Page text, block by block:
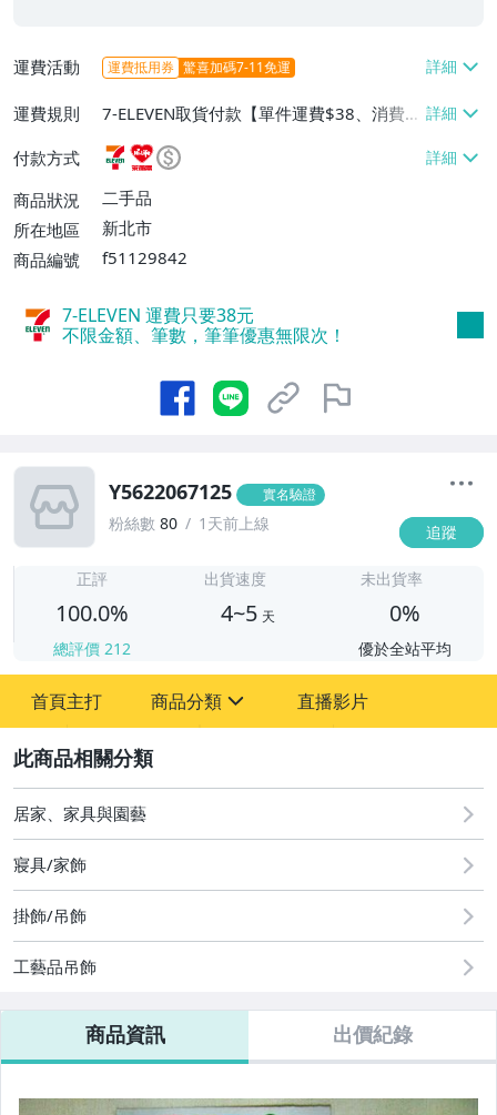
運費活動 運費抵用券 驚喜加碼7-11免運
運費規則
7-ELEVEN取貨付款【單件運費$38、消費滿
$2000免運費】、萊爾富取貨付款【單件運
費$60、滿5件或消費滿$2000免運費】、
郵局掛號【單件運費$80、消費滿$2000免
運費】、面交/自取/不寄送【免運費】
付款方式
商品狀況
二手品
所在地區
新北市
商品編號
f51129842
7-ELEVEN 運費只要38元
不限金額、筆數，筆筆優惠無限次！
Y5622067125 實名驗證
粉絲數 80 1天前上線 追蹤
正評
100.0%
總評價 212
出貨速度
4~5 天
未出貨率
0%
優於全站平均
首頁主打 商品分類
圖書/影音/文具
古董、藝術與礦石
居家、家具與園藝
玩具、模型與公仔
偶像、球員卡與郵幣
直播影片
居家、家具與園藝
寢具/家飾
掛飾/吊飾
工藝品吊飾
商品資訊 出價紀錄